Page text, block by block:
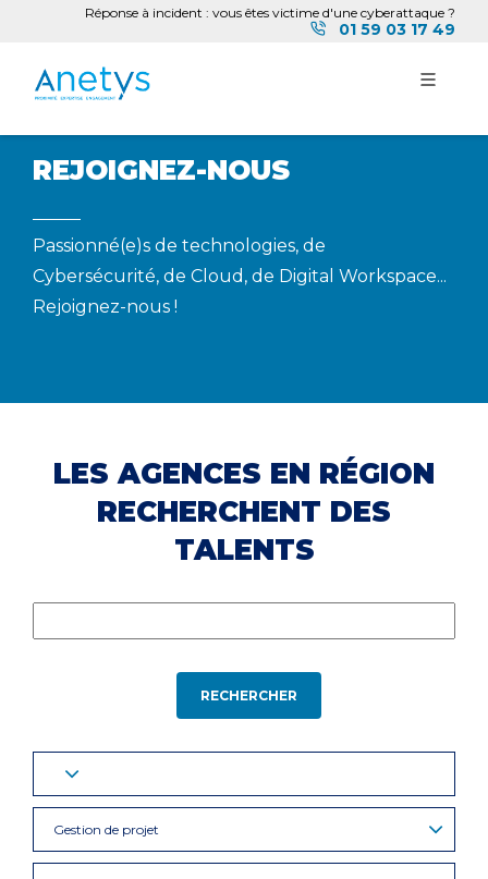
Réponse à incident : vous êtes victime d'une cyberattaque ?
01 59 03 17 49
REJOIGNEZ-NOUS
Passionné(e)s de technologies, de
Cybersécurité, de Cloud, de Digital Workspace...
Rejoignez-nous !
LES AGENCES EN RÉGION
RECHERCHENT DES
TALENTS
RECHERCHER
Gestion de projet